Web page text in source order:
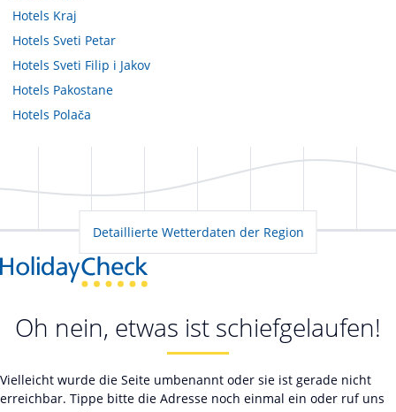
Hotels Kraj
Hotels Sveti Petar
Hotels Sveti Filip i Jakov
Hotels Pakostane
Hotels Polača
Detaillierte Wetterdaten der Region
Oh nein, etwas ist schiefgelaufen!
Vielleicht wurde die Seite umbenannt oder sie ist gerade nicht
erreichbar. Tippe bitte die Adresse noch einmal ein oder ruf uns